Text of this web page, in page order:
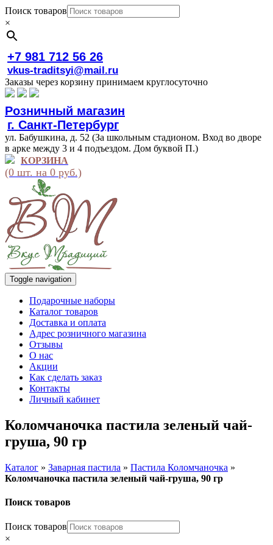
Поиск товаров
×
+7 981 712 56 26
vkus-traditsyi@mail.ru
Заказы через корзину принимаем круглосуточно
Розничный магазин
г. Санкт-Петербург
ул. Бабушкина, д. 52 (За школьным стадионом. Вход во дворе
в арке между 3 и 4 подъездом. Дом буквой П.)
КОРЗИНА
(0 шт. на 0 руб.)
Toggle navigation
Подарочные наборы
Каталог товаров
Доставка и оплата
Адрес розничного магазина
Отзывы
О нас
Акции
Как сделать заказ
Контакты
Личный кабинет
Коломчаночка пастила зеленый чай-
груша, 90 гр
Каталог » Заварная пастила » Пастила Коломчаночка »
Коломчаночка пастила зеленый чай-груша, 90 гр
Поиск товаров
Поиск товаров
×